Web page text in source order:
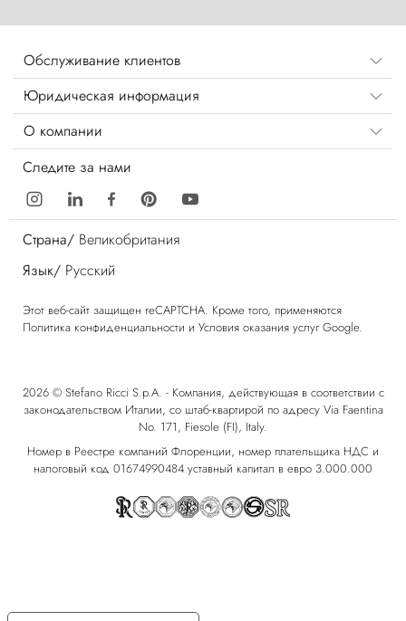
Обслуживание клиентов
Юридическая информация
О компании
Следите за нами
Страна/ Великобритания
Язык/ Русский
Этот веб-сайт защищен reCAPTCHA. Кроме того, применяются
Политика конфиденциальности и Условия оказания услуг Google.
2026 © Stefano Ricci S.p.A. - Компания, действующая в соответствии с
законодательством Италии, со штаб-квартирой по адресу Via Faentina
No. 171, Fiesole (FI), Italy.
Номер в Реестре компаний Флоренции, номер плательщика НДС и
налоговый код 01674990484 уставный капитал в евро 3.000.000